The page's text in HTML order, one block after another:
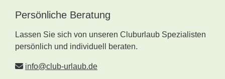
Persönliche Beratung
Lassen Sie sich von unseren Cluburlaub Spezialisten
persönlich und individuell beraten.
info@club-urlaub.de